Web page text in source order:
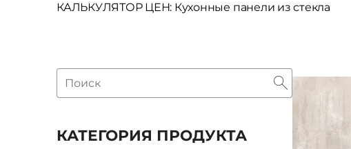
КАЛЬКУЛЯТОР ЦЕН: Кухонные панели из стекла
КАТЕГОРИЯ ПРОДУКТА